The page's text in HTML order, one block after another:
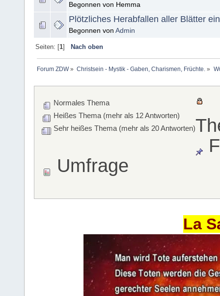
Begonnen von Hemma
Plötzliches Herabfallen aller Blätter
Begonnen von Admin
Seiten: [1] Nach oben
Forum ZDW» Christsein - Mystik - Gaben, Charismen, Früchte. »
Normales Thema
Heißes Thema (mehr als 12 Antworten)
Sehr heißes Thema (mehr als 20 Antworten)
Umfrage
La